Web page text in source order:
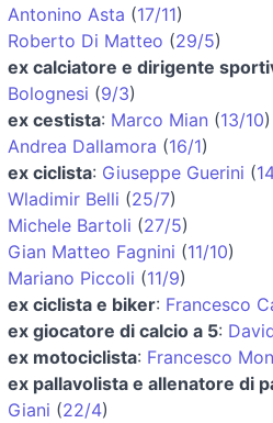
Antonino Asta (17/11)
Roberto Di Matteo (29/5)
ex calciatore e dirigente
Bolognesi (9/3)
ex cestista: Marco Mian (13/10)
Andrea Dallamora (16/1)
ex ciclista: Giuseppe Guerini (
Wladimir Belli (25/7)
Michele Bartoli (27/5)
Gian Matteo Fagnini (11/10)
Mariano Piccoli (11/9)
ex ciclista e biker: Francesco
ex giocatore di calcio a 5:
ex motociclista: Francesco
ex pallavolista e allenatore di
Giani (22/4)